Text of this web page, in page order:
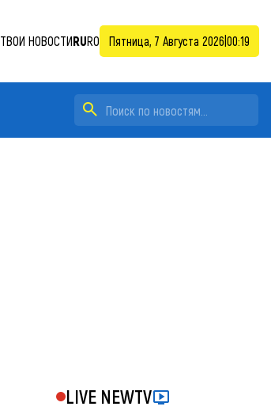
ТВОИ НОВОСТИRURO Пятница, 7 Августа 2026 00:19
LIVE NEWTV